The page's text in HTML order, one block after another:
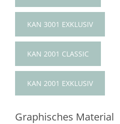
KAN 3001 EXKLUSIV
KAN 2001 CLASSIC
KAN 2001 EXKLUSIV
Graphisches Material